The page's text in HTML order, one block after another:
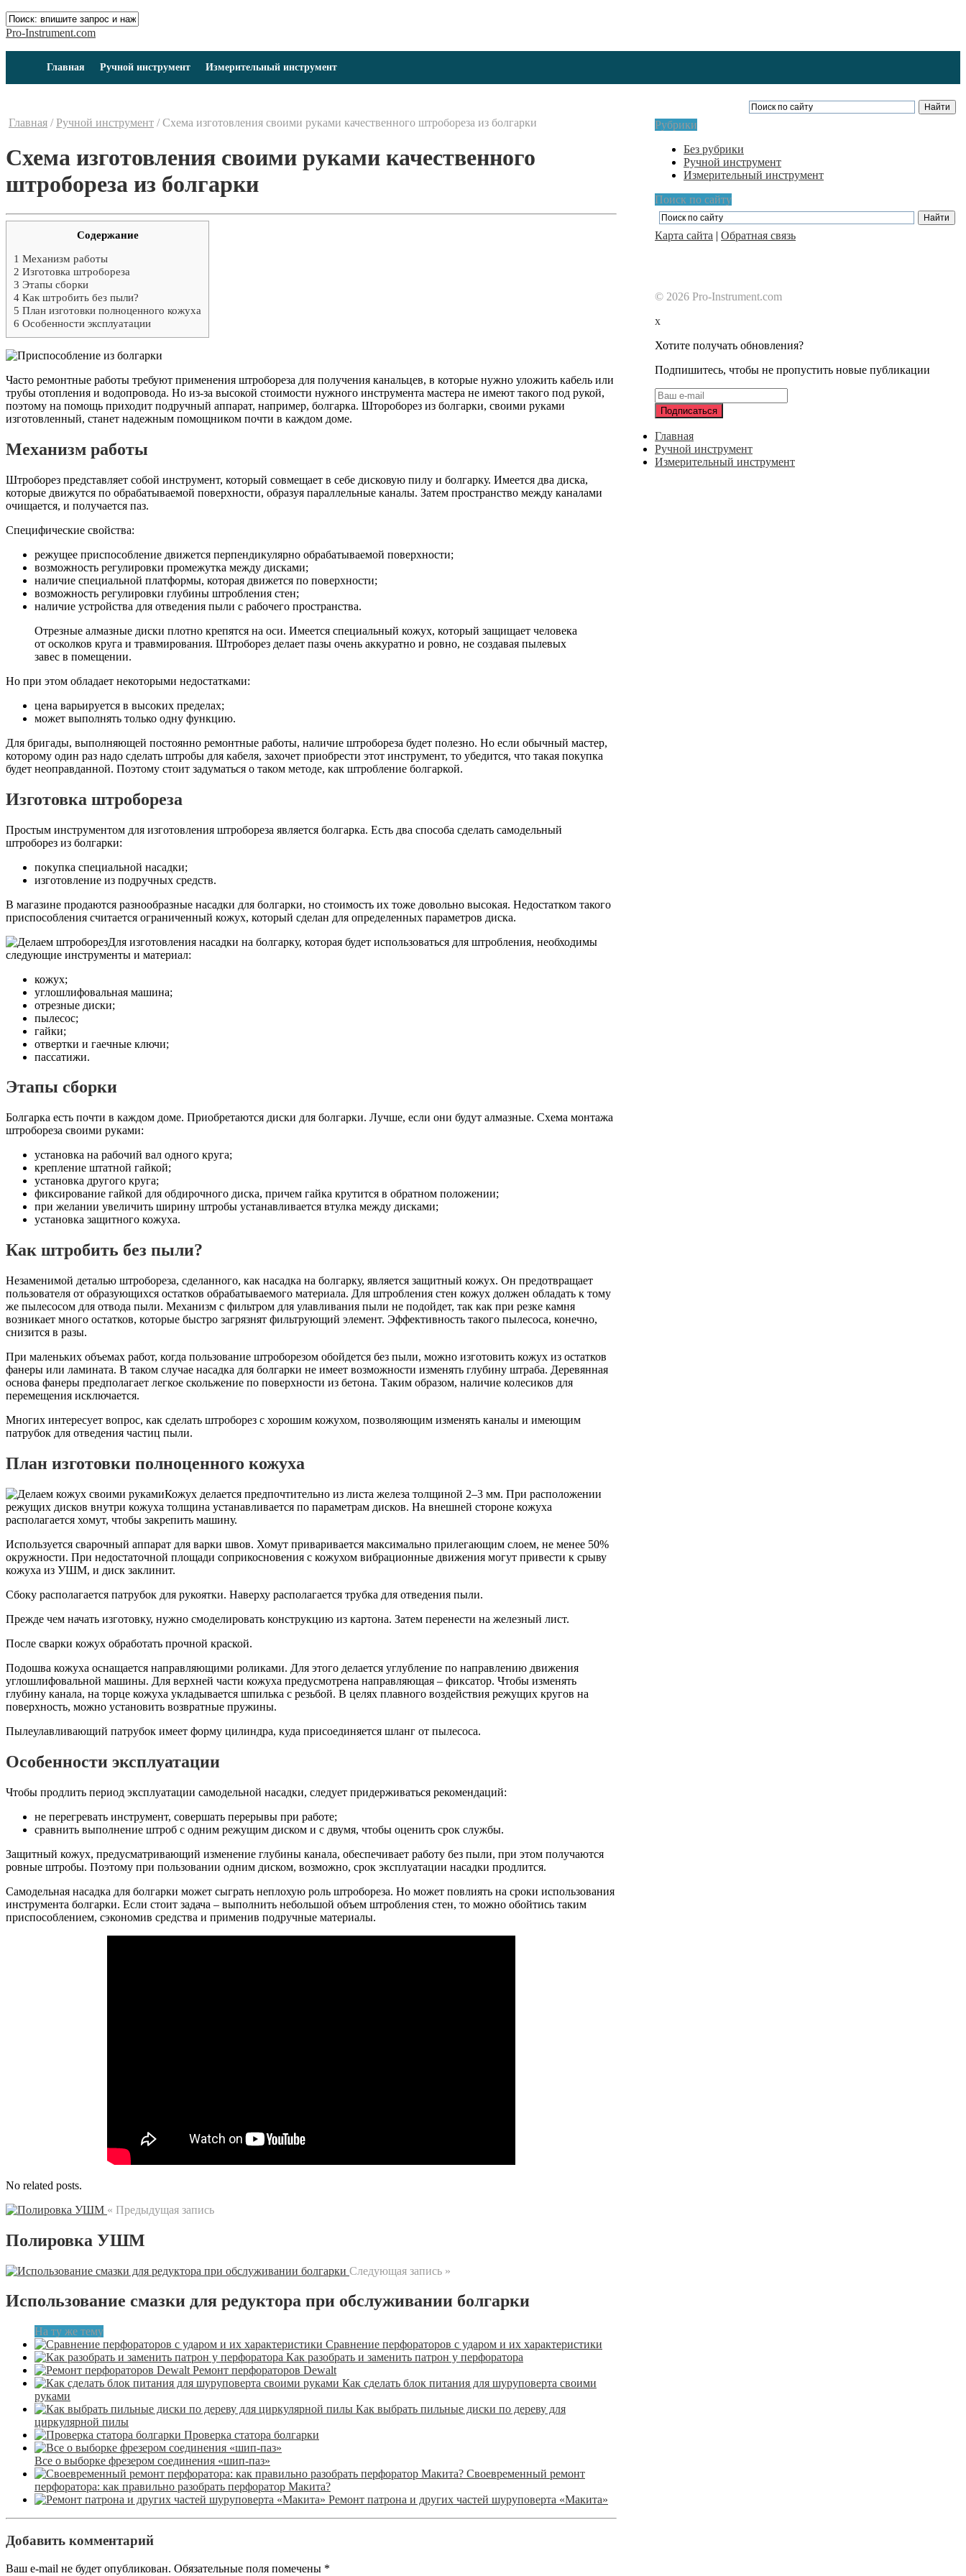
Pro-Instrument.com
Главная Ручной инструмент Измерительный инструмент
Главная /Ручной инструмент /Схема изготовления своими руками качественного штробореза из болгарки
Схема изготовления своими руками качественного
штробореза из болгарки
Содержание
1 Механизм работы
2 Изготовка штробореза
3 Этапы сборки
4 Как штробить без пыли?
5 План изготовки полноценного кожуха
6 Особенности эксплуатации
Часто ремонтные работы требуют применения штробореза для получения канальцев, в которые нужно уложить кабель или
трубы отопления и водопровода. Но из-за высокой стоимости нужного инструмента мастера не имеют такого под рукой,
поэтому на помощь приходит подручный аппарат, например, болгарка. Штороборез из болгарки, своими руками
изготовленный, станет надежным помощником почти в каждом доме.
Механизм работы
Штроборез представляет собой инструмент, который совмещает в себе дисковую пилу и болгарку. Имеется два диска,
которые движутся по обрабатываемой поверхности, образуя параллельные каналы. Затем пространство между каналами
очищается, и получается паз.
Специфические свойства:
режущее приспособление движется перпендикулярно обрабатываемой поверхности;
возможность регулировки промежутка между дисками;
наличие специальной платформы, которая движется по поверхности;
возможность регулировки глубины штробления стен;
наличие устройства для отведения пыли с рабочего пространства.
Отрезные алмазные диски плотно крепятся на оси. Имеется специальный кожух, который защищает человека
от осколков круга и травмирования. Штроборез делает пазы очень аккуратно и ровно, не создавая пылевых
завес в помещении.
Но при этом обладает некоторыми недостатками:
цена варьируется в высоких пределах;
может выполнять только одну функцию.
Для бригады, выполняющей постоянно ремонтные работы, наличие штробореза будет полезно. Но если обычный мастер,
которому один раз надо сделать штробы для кабеля, захочет приобрести этот инструмент, то убедится, что такая покупка
будет неоправданной. Поэтому стоит задуматься о таком методе, как штробление болгаркой.
Изготовка штробореза
Простым инструментом для изготовления штробореза является болгарка. Есть два способа сделать самодельный
штроборез из болгарки:
покупка специальной насадки;
изготовление из подручных средств.
В магазине продаются разнообразные насадки для болгарки, но стоимость их тоже довольно высокая. Недостатком такого
приспособления считается ограниченный кожух, который сделан для определенных параметров диска.
Для изготовления насадки на болгарку, которая будет использоваться для штробления, необходимы
следующие инструменты и материал:
кожух;
углошлифовальная машина;
отрезные диски;
пылесос;
гайки;
отвертки и гаечные ключи;
пассатижи.
Этапы сборки
Болгарка есть почти в каждом доме. Приобретаются диски для болгарки. Лучше, если они будут алмазные. Схема монтажа
штробореза своими руками:
установка на рабочий вал одного круга;
крепление штатной гайкой;
установка другого круга;
фиксирование гайкой для обдирочного диска, причем гайка крутится в обратном положении;
при желании увеличить ширину штробы устанавливается втулка между дисками;
установка защитного кожуха.
Как штробить без пыли?
Незаменимой деталью штробореза, сделанного, как насадка на болгарку, является защитный кожух. Он предотвращает
пользователя от образующихся остатков обрабатываемого материала. Для штробления стен кожух должен обладать к тому
же пылесосом для отвода пыли. Механизм с фильтром для улавливания пыли не подойдет, так как при резке камня
возникает много остатков, которые быстро загрязнят фильтрующий элемент. Эффективность такого пылесоса, конечно,
снизится в разы.
При маленьких объемах работ, когда пользование штроборезом обойдется без пыли, можно изготовить кожух из остатков
фанеры или ламината. В таком случае насадка для болгарки не имеет возможности изменять глубину штраба. Деревянная
основа фанеры предполагает легкое скольжение по поверхности из бетона. Таким образом, наличие колесиков для
перемещения исключается.
Многих интересует вопрос, как сделать штроборез с хорошим кожухом, позволяющим изменять каналы и имеющим
патрубок для отведения частиц пыли.
План изготовки полноценного кожуха
Кожух делается предпочтительно из листа железа толщиной 2–3 мм. При расположении
режущих дисков внутри кожуха толщина устанавливается по параметрам дисков. На внешней стороне кожуха
располагается хомут, чтобы закрепить машину.
Используется сварочный аппарат для варки швов. Хомут приваривается максимально прилегающим слоем, не менее 50%
окружности. При недостаточной площади соприкосновения с кожухом вибрационные движения могут привести к срыву
кожуха из УШМ, и диск заклинит.
Сбоку располагается патрубок для рукоятки. Наверху располагается трубка для отведения пыли.
Прежде чем начать изготовку, нужно смоделировать конструкцию из картона. Затем перенести на железный лист.
После сварки кожух обработать прочной краской.
Подошва кожуха оснащается направляющими роликами. Для этого делается углубление по направлению движения
углошлифовальной машины. Для верхней части кожуха предусмотрена направляющая – фиксатор. Чтобы изменять
глубину канала, на торце кожуха укладывается шпилька с резьбой. В целях плавного воздействия режущих кругов на
поверхность, можно установить возвратные пружины.
Пылеулавливающий патрубок имеет форму цилиндра, куда присоединяется шланг от пылесоса.
Особенности эксплуатации
Чтобы продлить период эксплуатации самодельной насадки, следует придерживаться рекомендаций:
не перегревать инструмент, совершать перерывы при работе;
сравнить выполнение штроб с одним режущим диском и с двумя, чтобы оценить срок службы.
Защитный кожух, предусматривающий изменение глубины канала, обеспечивает работу без пыли, при этом получаются
ровные штробы. Поэтому при пользовании одним диском, возможно, срок эксплуатации насадки продлится.
Самодельная насадка для болгарки может сыграть неплохую роль штробореза. Но может повлиять на сроки использования
инструмента болгарки. Если стоит задача – выполнить небольшой объем штробления стен, то можно обойтись таким
приспособлением, сэкономив средства и применив подручные материалы.
No related posts.
« Предыдущая запись
Полировка УШМ
Следующая запись »
Использование смазки для редуктора при обслуживании болгарки
На ту же тему
Сравнение перфораторов с ударом и их характеристики
Как разобрать и заменить патрон у перфоратора
Ремонт перфораторов Dewalt
Как сделать блок питания для шуруповерта своими
руками
Как выбрать пильные диски по дереву для
циркулярной пилы
Проверка статора болгарки
Все о выборке фрезером соединения «шип-паз»
Своевременный ремонт
перфоратора: как правильно разобрать перфоратор Макита?
Ремонт патрона и других частей шуруповерта «Макита»
Добавить комментарий
Ваш e-mail не будет опубликован. Обязательные поля помечены *
Рубрики
Без рубрики
Ручной инструмент
Измерительный инструмент
Поиск по сайту
Карта сайта |Обратная связь
© 2026 Pro-Instrument.com
x
Хотите получать обновления?
Подпишитесь, чтобы не пропустить новые публикации
Главная
Ручной инструмент
Измерительный инструмент